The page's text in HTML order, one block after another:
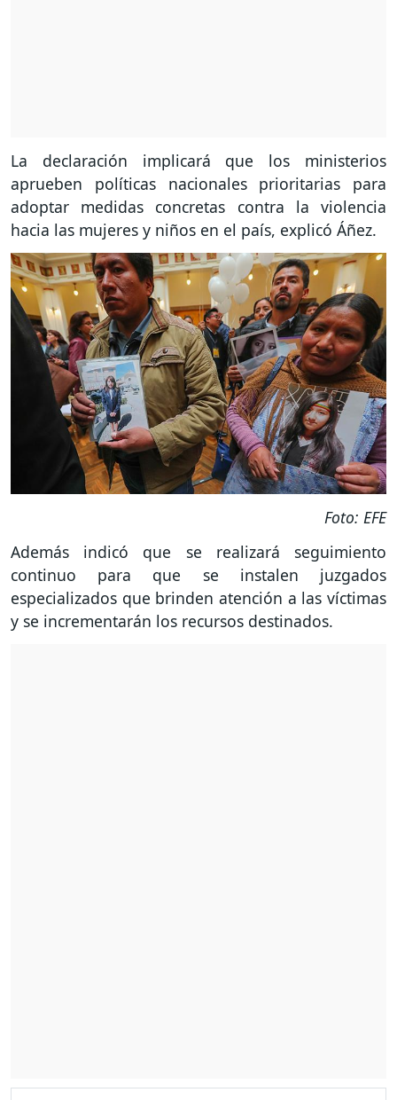
La declaración implicará que los ministerios
aprueben políticas nacionales prioritarias para
adoptar medidas concretas contra la violencia
hacia las mujeres y niños en el país, explicó Áñez.
Foto: EFE
Además indicó que se realizará seguimiento
continuo para que se instalen juzgados
especializados que brinden atención a las víctimas
y se incrementarán los recursos destinados.